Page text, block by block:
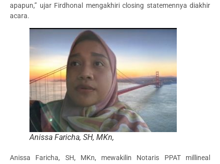
apapun,” ujar Firdhonal mengakhiri closing statemennya diakhir
acara.
Anissa Faricha, SH, MKn,
Anissa Faricha, SH, MKn, mewakilin Notaris PPAT millineal